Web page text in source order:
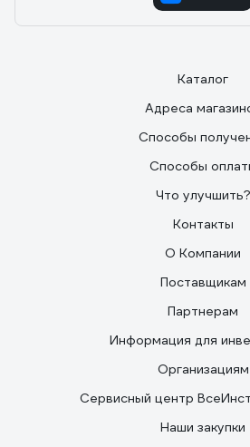
Каталог
Адреса
Способы
Способы
Что улучшить?
Контакты
О Компании
Поставщикам
Партнерам
Информация для
Организациям
Сервисный центр
Наши закупки